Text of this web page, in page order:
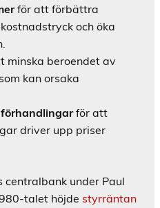
för att förbättra
och öka
minska beroendet av
kan orsaka
för att
driver upp priser
centralbank under Paul
talet höjde styrräntan